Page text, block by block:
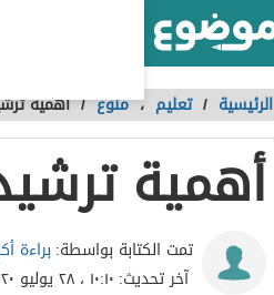
الرئيسية / تعليم ،منوع /أهمية
أهمية
تمت الكتابة بواسطة: براءة
آخر تحديث: ١٠:١٠ ، ٢٨ يوليو ٢٠٢٠